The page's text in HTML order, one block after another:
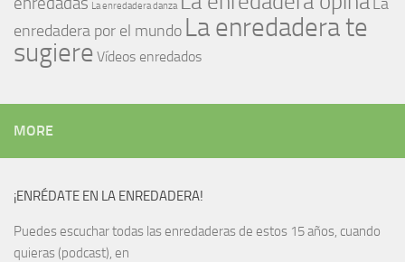
La enredadera danza
enredadera por el mundo La enredadera te
sugiere Vídeos enredados
MORE
¡ENRÉDATE EN LA ENREDADERA!
Puedes escuchar todas las enredaderas de estos 15 años, cuando
quieras (podcast), en